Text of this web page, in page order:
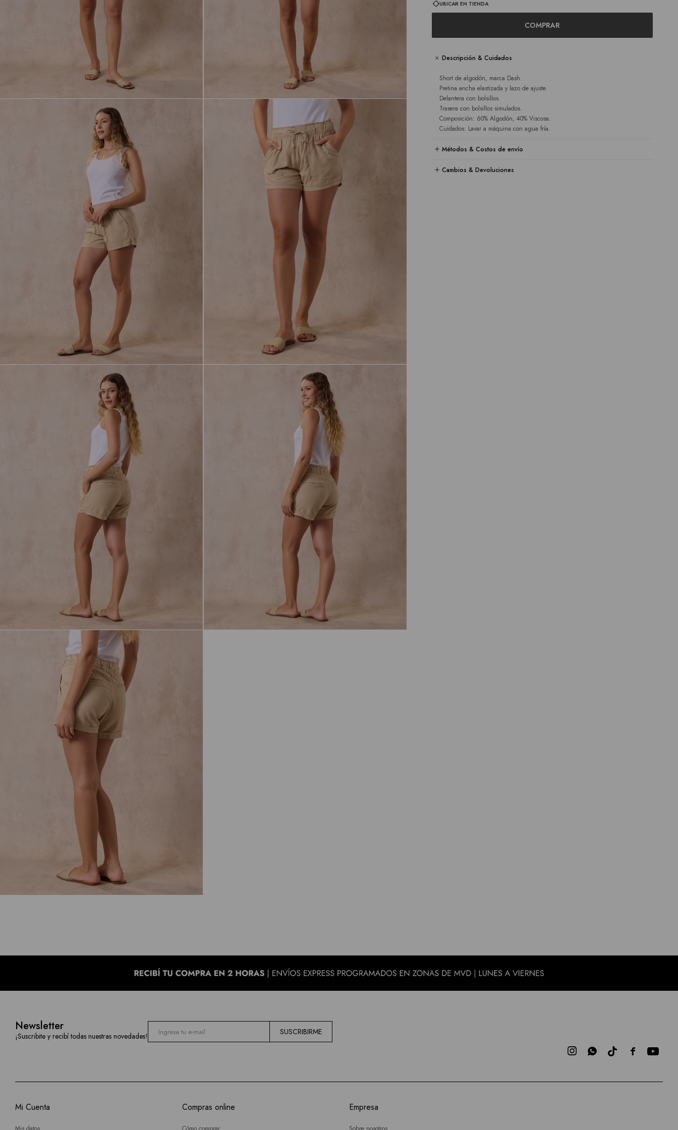
UBICAR EN TIENDA
COMPRAR
Descripción & Cuidados
Short de algodón, marca Dash.
Pretina ancha elastizada y lazo de ajuste.
Delantera con bolsillos.
Trasera con bolsillos simulados.
Composición: 60% Algodón, 40% Viscosa.
Cuidados: Lavar a máquina con agua fría.
Métodos & Costos de envío
Cambios & Devoluciones
Newsletter
¡Suscribite y recibí todas nuestras novedades! SUSCRIBIRME

 
Mi Cuenta Compras online Empresa